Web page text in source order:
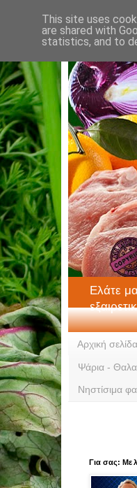
Ελάτε
Αρχική σελίδα
Ψάρια -
Νηστίσιμα
Για σας: Με
This site uses
are shared with
statistics, and to